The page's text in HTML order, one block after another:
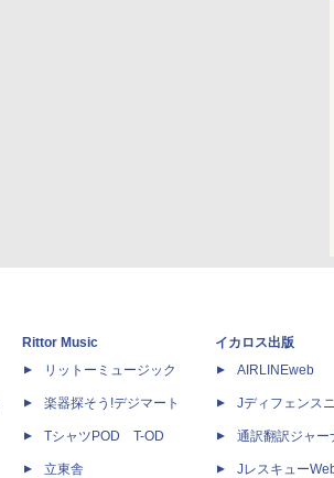
Rittor Music
リットーミュージック
楽器探そう!デジマート
TシャツPOD T-OD
立東舎
イカロス出版
AIRLINEweb
Jディフェンス
通訳翻訳ジャー
Jレスキュー